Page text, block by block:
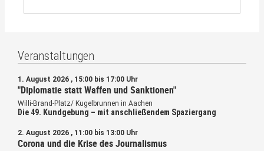
Veranstaltungen
1. August 2026 , 15:00 bis 17:00 Uhr
"Diplomatie statt Waffen und Sanktionen"
Willi-Brand-Platz/ Kugelbrunnen in Aachen
Die 49. Kundgebung – mit anschließendem Spaziergang
2. August 2026 , 11:00 bis 13:00 Uhr
Corona und die Krise des Journalismus